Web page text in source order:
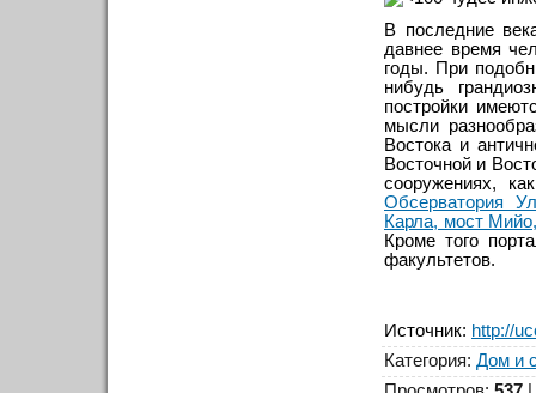
В последние
давнее время
годы. При
нибудь
постройки
мысли
Востока и
Восточной и
сооружениях,
Обсерватория
Карла, мост
Кроме того
факультетов.
Источник: http://
Категория: Дом и